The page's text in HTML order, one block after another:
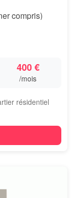
compris)
400 €
/mois
résidentiel